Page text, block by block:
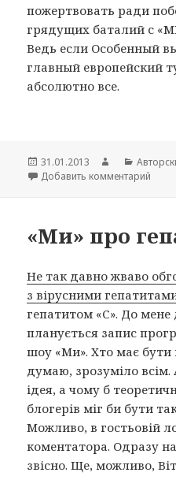
пожертвовать ради
грядущих баталий с
Ведь если Особенный
главный европейский
абсолютно все.
Опубликовано
31.01.2013 АвторРубрики
Добавить комментарий
«Ми» про
Не так давно жваво
з вірусними
гепатитом «С». До
планується запис
шоу «Ми». Хто має бути
думаю, зрозуміло
ідея, а чому б
блогерів міг би бути
Можливо, в гостьовій
коментатора. Одразу
звісно. Ще, можливо,